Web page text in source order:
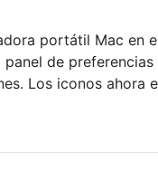
portátil Mac en
de preferencias
Los iconos ahora